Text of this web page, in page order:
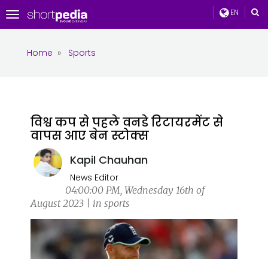
EN
Toggle
navigation
Home » Sports
विश्व कप से पहले वनडे रिटायरमेंट से
वापस आए बेन स्टोक्स
Kapil Chauhan
News Editor
04:00:00 PM, Wednesday 16th of
August 2023 | in sports